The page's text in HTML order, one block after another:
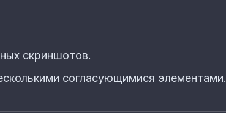
скриншотов.
согласующимися элементами.